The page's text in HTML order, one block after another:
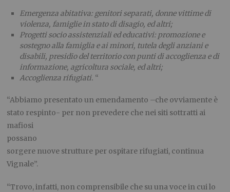
Emergenza abitativa: genitori separati, donne vittime di
violenza, famiglie in stato di disagio, ed altri;
Progetti socio assistenziali ed educativi: promozione e
sostegno alla famiglia e ai minori, tutela degli anziani e
disabili, presidio del territorio con punti di accoglienza e di
informazione, agricoltura sociale, ed altri;
Accoglienza rifugiati. “
“Abbiamo presentato un emendamento –che ovviamente è
stato respinto- per non prevedere che nei siti sottratti ai
mafiosi
possano
sorgere nuove strutture per ospitare rifugiati, continua
Vignale”.
“Trovo, infatti, non comprensibile che su una voce in cui lo